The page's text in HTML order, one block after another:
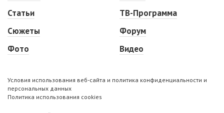
Статьи
Сюжеты
Фото
ТВ-Программа
Форум
Видео
Условия использования веб-сайта и политика конфиденциальности и
персональных данных
Политика использования cookies